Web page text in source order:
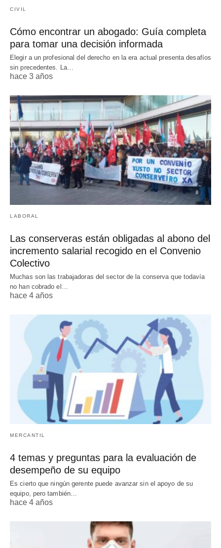
CIVIL
Cómo encontrar un abogado: Guía completa
para tomar una decisión informada
Elegir a un profesional del derecho en la era actual presenta desafíos
sin precedentes. La…
hace 3 años
LABORAL
Las conserveras están obligadas al abono del
incremento salarial recogido en el Convenio
Colectivo
Muchas son las trabajadoras del sector de la conserva que todavía
no han cobrado el…
hace 4 años
MERCANTIL
4 temas y preguntas para la evaluación de
desempeño de su equipo
Es cierto que ningún gerente puede avanzar sin el apoyo de su
equipo, pero también…
hace 4 años